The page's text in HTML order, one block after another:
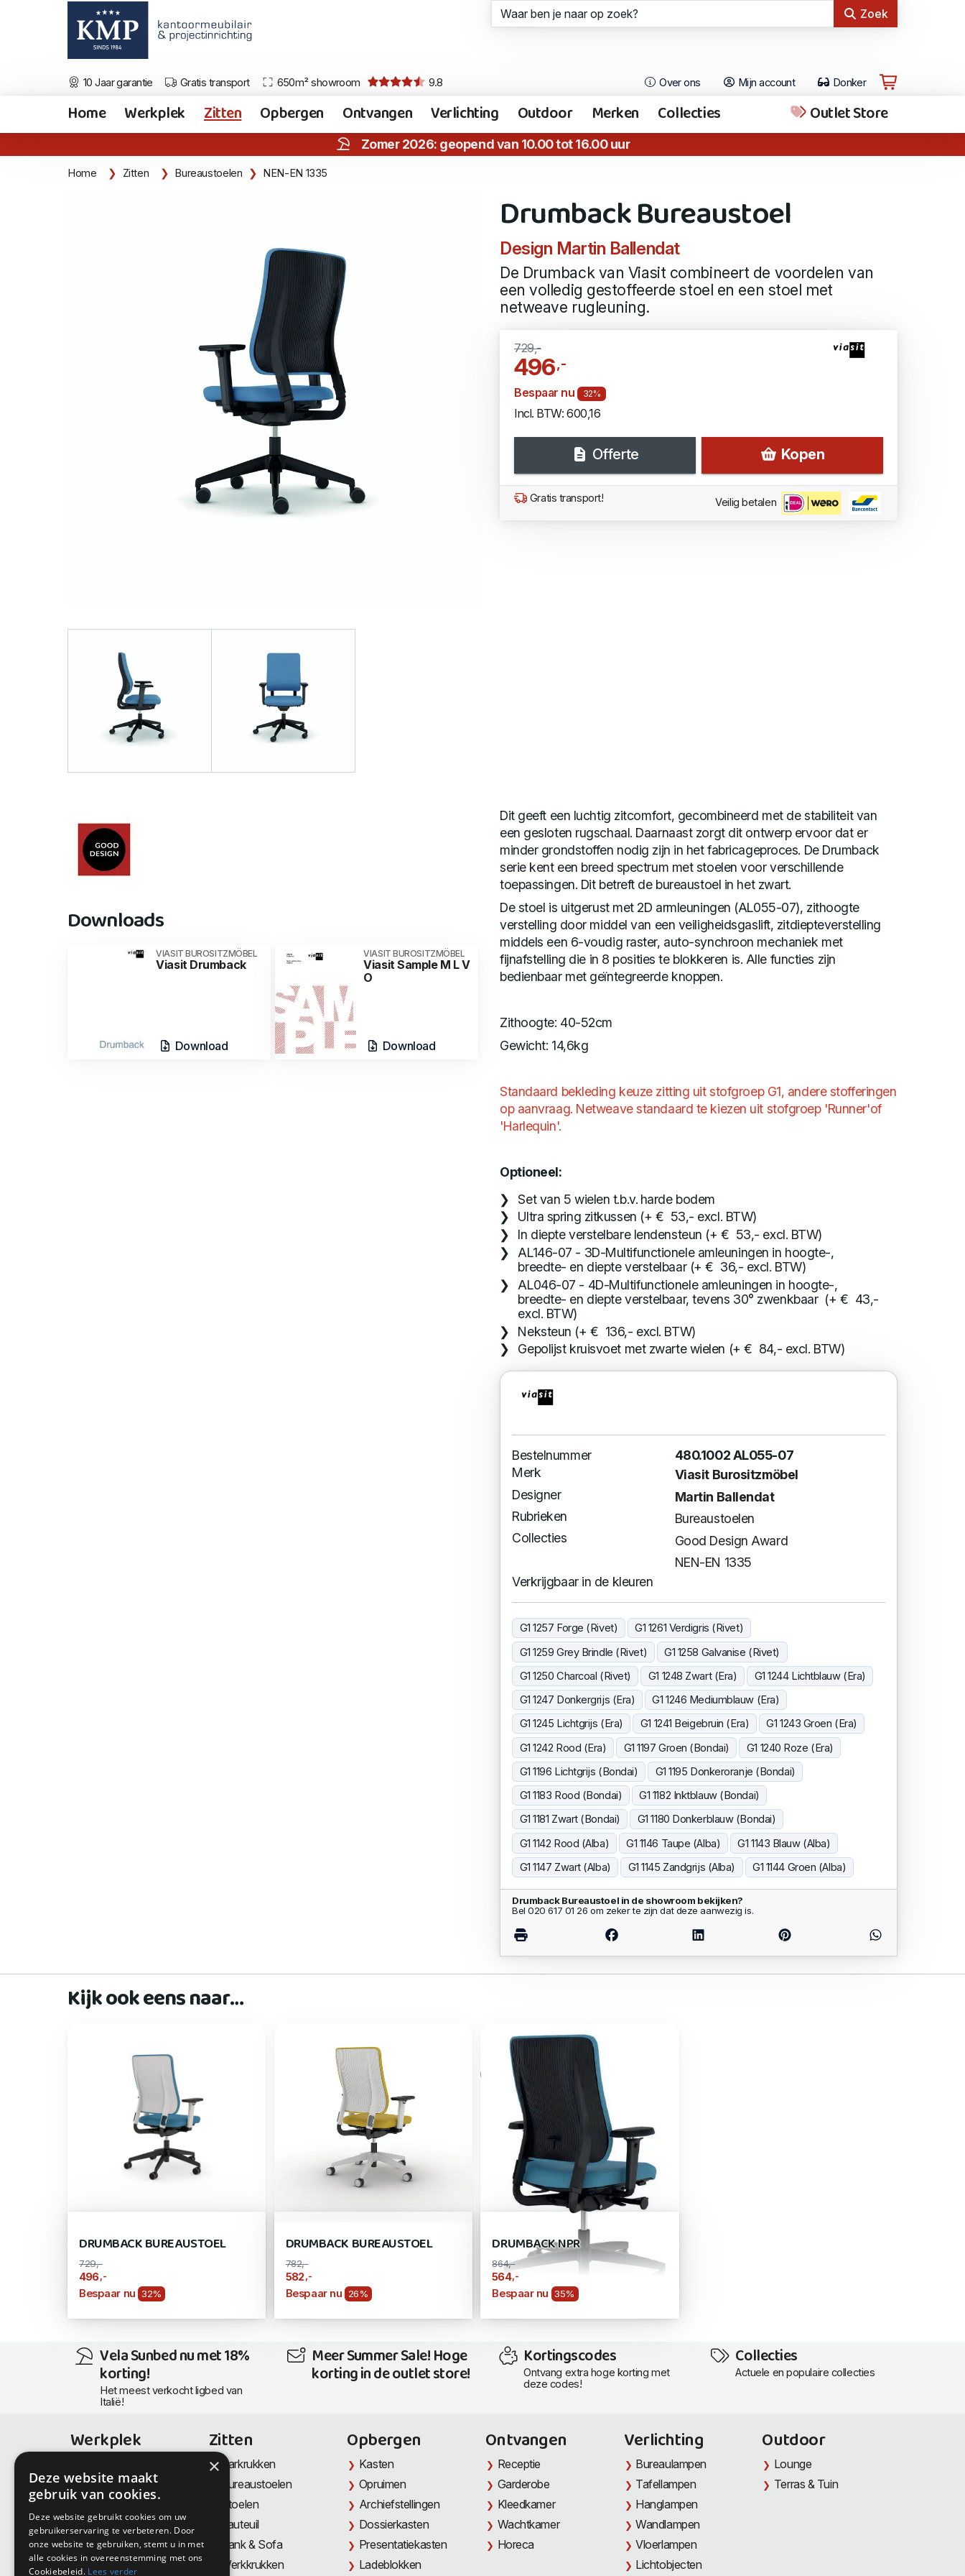
Zoek
10 Jaar garantie Gratis transport 650m² showroom 9.8 Over ons Mijn account Donker
Home Werkplek Zitten Opbergen Ontvangen Verlichting Outdoor Merken Collecties Outlet Store
Zomer 2026: geopend van 10.00 tot 16.00 uur
Home Zitten Bureaustoelen NEN-EN 1335
Drumback Bureaustoel
Design Martin Ballendat
De Drumback van Viasit combineert de voordelen van
een volledig gestoffeerde stoel en een stoel met
netweave rugleuning.
729,-
496,-
Bespaar nu 32%
Incl. BTW: 600,16
Offerte Kopen
Gratis transport! Veilig betalen
Downloads
VIASIT BUROSITZMÖBEL
Viasit Drumback
Download
VIASIT BUROSITZMÖBEL
Viasit Sample M L V
O
Download
Dit geeft een luchtig zitcomfort, gecombineerd met de stabiliteit van
een gesloten rugschaal. Daarnaast zorgt dit ontwerp ervoor dat er
minder grondstoffen nodig zijn in het fabricageproces. De Drumback
serie kent een breed spectrum met stoelen voor verschillende
toepassingen. Dit betreft de bureaustoel in het zwart.
De stoel is uitgerust met 2D armleuningen (AL055-07), zithoogte
verstelling door middel van een veiligheidsgaslift, zitdiepteverstelling
middels een 6-voudig raster, auto-synchroon mechaniek met
fijnafstelling die in 8 posities te blokkeren is. Alle functies zijn
bedienbaar met geïntegreerde knoppen.
Zithoogte: 40-52cm
Gewicht: 14,6kg
Standaard bekleding keuze zitting uit stofgroep G1, andere stofferingen
op aanvraag. Netweave standaard te kiezen uit stofgroep 'Runner'of
'Harlequin'.
Optioneel:
Set van 5 wielen t.b.v. harde bodem
Ultra spring zitkussen (+ € 53,- excl. BTW)
In diepte verstelbare lendensteun (+ € 53,- excl. BTW)
AL146-07 - 3D-Multifunctionele amleuningen in hoogte-,
breedte- en diepte verstelbaar (+ € 36,- excl. BTW)
AL046-07 - 4D-Multifunctionele amleuningen in hoogte-,
breedte- en diepte verstelbaar, tevens 30° zwenkbaar (+ € 43,-
excl. BTW)
Neksteun (+ € 136,- excl. BTW)
Gepolijst kruisvoet met zwarte wielen (+ € 84,- excl. BTW)
Bestelnummer
480.1002 AL055-07
Merk
Viasit Burositzmöbel
Designer
Martin Ballendat
Rubrieken
Bureaustoelen
Collecties
Good Design Award
NEN-EN 1335
Verkrijgbaar in de kleuren
G1 1257 Forge (Rivet)
G1 1261 Verdigris (Rivet)
G1 1259 Grey Brindle (Rivet)
G1 1258 Galvanise (Rivet)
G1 1250 Charcoal (Rivet)
G1 1248 Zwart (Era)
G1 1244 Lichtblauw (Era)
G1 1247 Donkergrijs (Era)
G1 1246 Mediumblauw (Era)
G1 1245 Lichtgrijs (Era)
G1 1241 Beigebruin (Era)
G1 1243 Groen (Era)
G1 1242 Rood (Era)
G1 1197 Groen (Bondai)
G1 1240 Roze (Era)
G1 1196 Lichtgrijs (Bondai)
G1 1195 Donkeroranje (Bondai)
G1 1183 Rood (Bondai)
G1 1182 Inktblauw (Bondai)
G1 1181 Zwart (Bondai)
G1 1180 Donkerblauw (Bondai)
G1 1142 Rood (Alba)
G1 1146 Taupe (Alba)
G1 1143 Blauw (Alba)
G1 1147 Zwart (Alba)
G1 1145 Zandgrijs (Alba) G1 1144 Groen (Alba)
Drumback Bureaustoel in de showroom bekijken?
Bel 020 617 01 26 om zeker te zijn dat deze aanwezig is.
Kijk ook eens naar…
DRUMBACK BUREAUSTOEL
729,-
496 ,-
Bespaar nu 32%
DRUMBACK BUREAUSTOEL
782,-
582 ,-
Bespaar nu 26%
DRUMBACK NPR
864,-
564 ,-
Bespaar nu 35%
Vela Sunbed nu met 18%
korting!
Het meest verkocht ligbed van
Italië!
Meer Summer Sale! Hoge
korting in de outlet store!
Kortingscodes
Ontvang extra hoge korting met
deze codes!
Collecties
Actuele en populaire collecties
Werkplek
Thuiswerkplek
Directiemeubilair
Akoestiek & Privacy
Tafels
Zitten
Barkrukken
Bureaustoelen
Stoelen
Fauteuil
Bank & Sofa
Werkkrukken
Opbergen
Kasten
Opruimen
Archiefstellingen
Dossierkasten
Presentatiekasten
Ladeblokken
Ontvangen
Receptie
Garderobe
Kleedkamer
Wachtkamer
Horeca
Verlichting
Bureaulampen
Tafellampen
Hanglampen
Wandlampen
Vloerlampen
Lichtobjecten
Outdoor
Lounge
Terras & Tuin
×
Deze website maakt
gebruik van cookies.
Deze website gebruikt cookies om uw
gebruikerservaring te verbeteren. Door
onze website te gebruiken, stemt u in met
alle cookies in overeenstemming met ons
Cookiebeleid. Lees verder